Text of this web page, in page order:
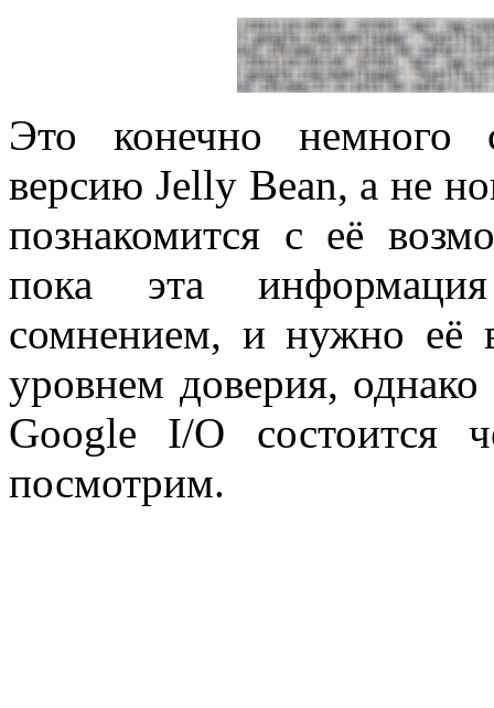
Это конечно немного
версию Jelly Bean, а не
познакомится с её
пока эта
сомнением, и нужно её
уровнем доверия, однако
Google I/O состоится
посмотрим.